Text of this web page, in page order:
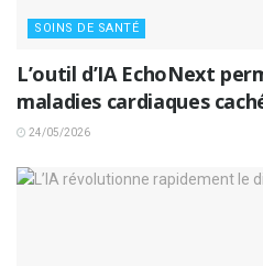
SOINS DE SANTÉ
L’outil d’IA EchoNext
maladies cardiaques
24/05/2026